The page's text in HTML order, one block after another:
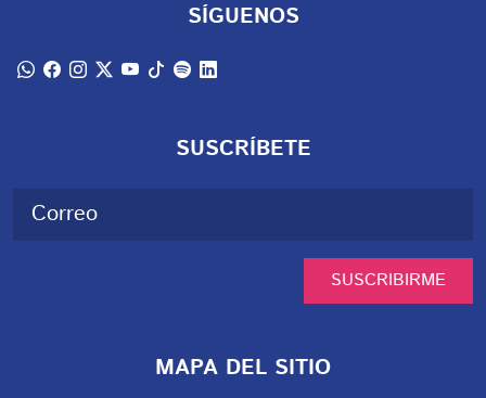
SÍGUENOS
SUSCRÍBETE
SUSCRIBIRME
MAPA DEL SITIO